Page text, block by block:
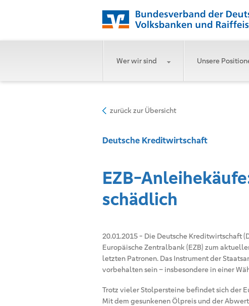
Wer wir sind Unsere
zurück zur Übersicht
Deutsche Kreditwirtschaft
EZB-
schädlich
20.01.2015 - Die Deutsche Kreditwirtschaft
Europäische Zentralbank (EZB) zum
letzten Patronen. Das Instrument der
vorbehalten sein – insbesondere in einer
Trotz vieler Stolpersteine befindet sich der
Mit dem gesunkenen Ölpreis und der